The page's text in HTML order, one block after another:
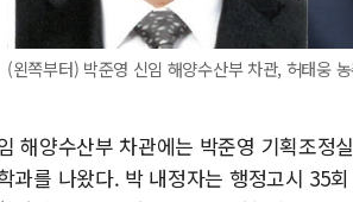
(왼쪽부터) 박준영 신임 해양수산부 차관, 허태웅
해양수산부 차관에는 박준영 기획조정
과를 나왔다. 박 내정자는 행정고시 35